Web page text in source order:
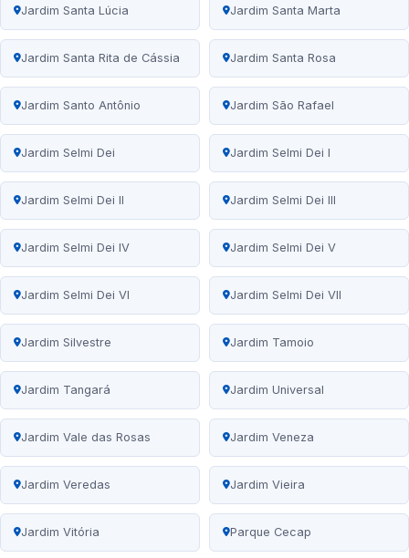
Jardim Santa Lúcia Jardim Santa Marta
Jardim Santa Rita de Cássia Jardim Santa Rosa
Jardim Santo Antônio Jardim São Rafael
Jardim Selmi Dei Jardim Selmi Dei I
Jardim Selmi Dei II Jardim Selmi Dei III
Jardim Selmi Dei IV Jardim Selmi Dei V
Jardim Selmi Dei VI Jardim Selmi Dei VII
Jardim Silvestre Jardim Tamoio
Jardim Tangará Jardim Universal
Jardim Vale das Rosas Jardim Veneza
Jardim Veredas Jardim Vieira
Jardim Vitória Parque Cecap